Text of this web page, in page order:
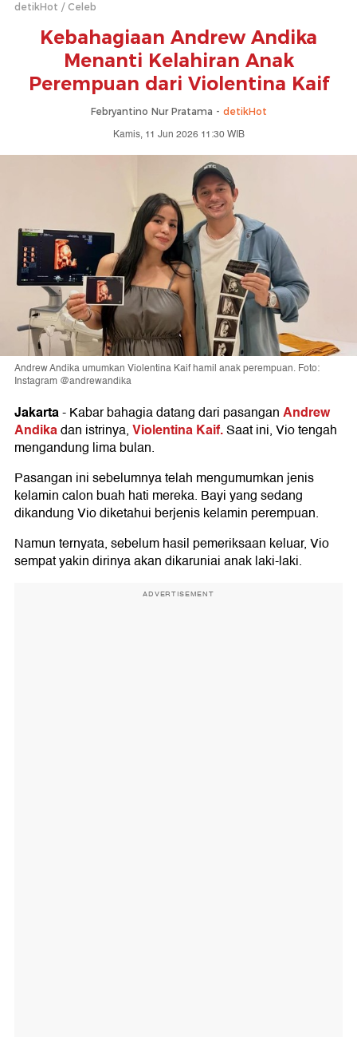
detikHot Celeb
Kebahagiaan Andrew Andika
Menanti Kelahiran Anak
Perempuan dari Violentina Kaif
Febryantino Nur Pratama - detikHot
Kamis, 11 Jun 2026 11:30 WIB
Andrew Andika umumkan Violentina Kaif hamil anak perempuan. Foto:
Instagram @andrewandika
Jakarta-Kabar bahagia datang dari pasanganAndrew
Andikadan istrinya,Violentina Kaif.Saat ini, Vio tengah
mengandung lima bulan.
Pasangan ini sebelumnya telah mengumumkan jenis
kelamin calon buah hati mereka. Bayi yang sedang
dikandung Vio diketahui berjenis kelamin perempuan.
Namun ternyata, sebelum hasil pemeriksaan keluar, Vio
sempat yakin dirinya akan dikaruniai anak laki-laki.
ADVERTISEMENT